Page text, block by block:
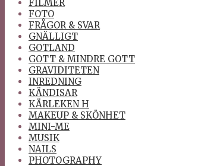
FILMER
FOTO
FRÅGOR & SVAR
GNÄLLIGT
GOTLAND
GOTT & MINDRE GOTT
GRAVIDITETEN
INREDNING
KÄNDISAR
KÄRLEKEN H
MAKEUP & SKÖNHET
MINI-ME
MUSIK
NAILS
PHOTOGRAPHY